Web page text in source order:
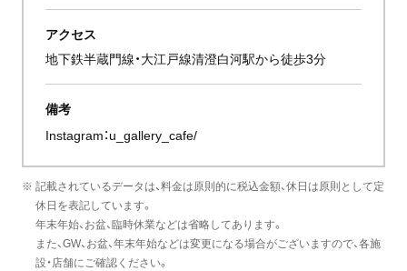
アクセス
地下鉄半蔵門線・大江戸線清澄白河駅から徒歩3分
備考
Instagram：u_gallery_cafe/
※ 記載されているデータは、料金は原則的に税込金額、休日は原則として定
休日を表記しています。
年末年始、お盆、臨時休業などは省略してあります。
また、GW、お盆、年末年始などは変更になる場合がございますので、各施
設・店舗にご確認ください。